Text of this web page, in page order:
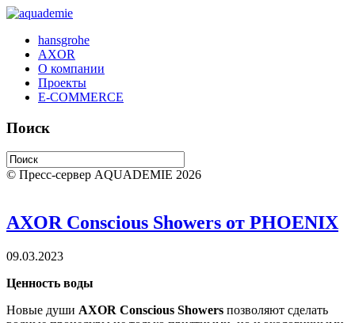
hansgrohe
AXOR
О компании
Проекты
E-COMMERCE
Поиск
© Пресс-сервер AQUADEMIE 2026
AXOR Conscious Showers от PHOENIX
09.03.2023
Ценность воды
Новые души AXOR Conscious Showers позволяют сделать